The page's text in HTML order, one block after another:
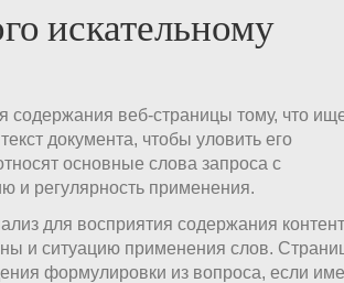
искательному
содержания веб-страницы тому, что
документа, чтобы уловить его
основные слова запроса с
и регулярность применения.
для восприятия содержания
и ситуацию применения слов.
формулировки из вопроса, если